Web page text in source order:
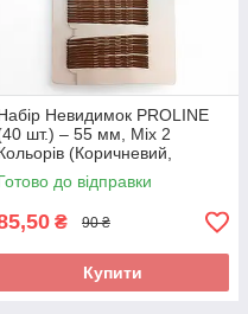
Невидимок PROLINE
шт.) – 55 мм, Mix 2
(Коричневий,
Професійні. Арт
до відправки
₴ 90 ₴
Купити